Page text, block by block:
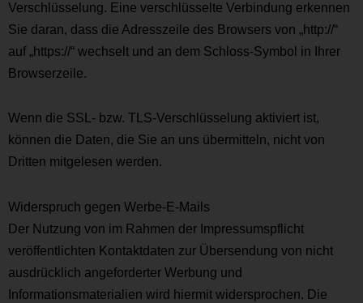
Verschlüsselung. Eine verschlüsselte Verbindung erkennen
Sie daran, dass die Adresszeile des Browsers von „http://“
auf „https://“ wechselt und an dem Schloss-Symbol in Ihrer
Browserzeile.
Wenn die SSL- bzw. TLS-Verschlüsselung aktiviert ist,
können die Daten, die Sie an uns übermitteln, nicht von
Dritten mitgelesen werden.
Widerspruch gegen Werbe-E-Mails
Der Nutzung von im Rahmen der Impressumspflicht
veröffentlichten Kontaktdaten zur Übersendung von nicht
ausdrücklich angeforderter Werbung und
Informationsmaterialien wird hiermit widersprochen. Die